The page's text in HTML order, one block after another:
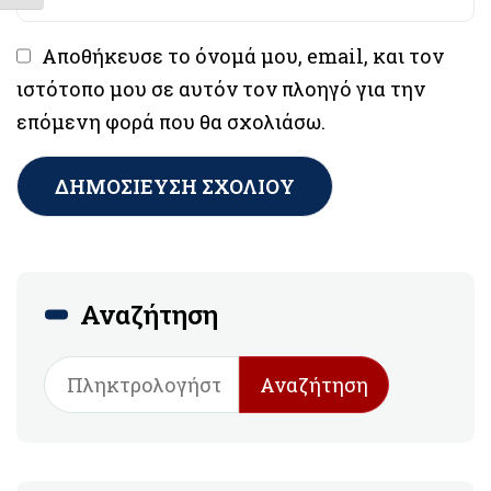
Αποθήκευσε το όνομά μου, email, και τον
ιστότοπο μου σε αυτόν τον πλοηγό για την
επόμενη φορά που θα σχολιάσω.
Αναζήτηση
Αναζήτηση